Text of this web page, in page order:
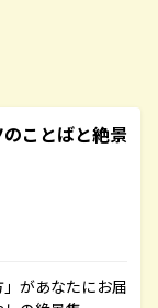
ことばと絶景
があなたにお届